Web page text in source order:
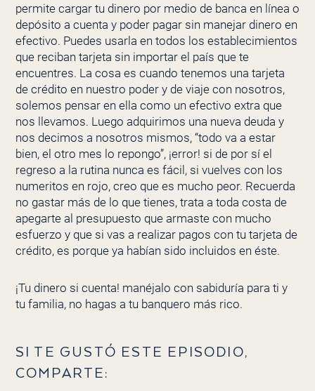
permite cargar tu dinero por medio de banca en línea o
depósito a cuenta y poder pagar sin manejar dinero en
efectivo. Puedes usarla en todos los establecimientos
que reciban tarjeta sin importar el país que te
encuentres. La cosa es cuando tenemos una tarjeta
de crédito en nuestro poder y de viaje con nosotros,
solemos pensar en ella como un efectivo extra que
nos llevamos. Luego adquirimos una nueva deuda y
nos decimos a nosotros mismos, “todo va a estar
bien, el otro mes lo repongo”, ¡error! si de por sí el
regreso a la rutina nunca es fácil, si vuelves con los
numeritos en rojo, creo que es mucho peor. Recuerda
no gastar más de lo que tienes, trata a toda costa de
apegarte al presupuesto que armaste con mucho
esfuerzo y que si vas a realizar pagos con tu tarjeta de
crédito, es porque ya habían sido incluidos en éste.
¡Tu dinero si cuenta! manéjalo con sabiduría para ti y
tu familia, no hagas a tu banquero más rico.
SI TE GUSTÓ ESTE EPISODIO,
COMPARTE: